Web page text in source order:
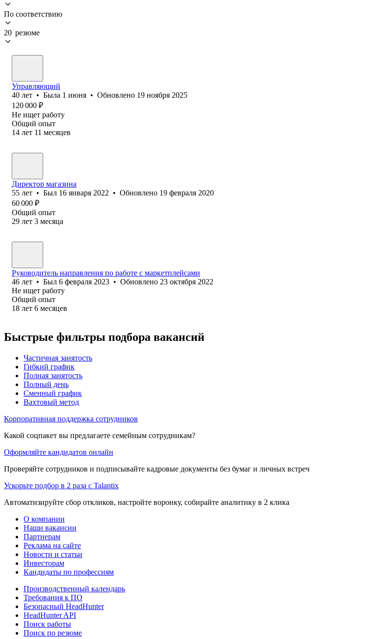
По соответствию
20 резюме
Управляющий
40 лет • Была 1 июня • Обновлено 19 ноября 2025
120 000 ₽
Не ищет работу
Общий опыт
14 лет 11 месяцев
Директор магазина
55 лет • Был 16 января 2022 • Обновлено 19 февраля 2020
60 000 ₽
Общий опыт
29 лет 3 месяца
Руководитель направления по работе с маркетплейсами
46 лет • Был 6 февраля 2023 • Обновлено 23 октября 2022
Не ищет работу
Общий опыт
18 лет 6 месяцев
Быстрые фильтры подбора вакансий
Частичная занятость
Гибкий график
Полная занятость
Полный день
Сменный график
Вахтовый метод
Корпоративная поддержка сотрудников
Какой соцпакет вы предлагаете семейным сотрудникам?
Оформляйте кандидатов онлайн
Проверяйте сотрудников и подписывайте кадровые документы без бумаг и личных встреч
Ускорьте подбор в 2 раза с Talantix
Автоматизируйте сбор откликов, настройте воронку, собирайте аналитику в 2 клика
О компании
Наши вакансии
Партнерам
Реклама на сайте
Новости и статьи
Инвесторам
Кандидаты по профессиям
Производственный календарь
Требования к ПО
Безопасный HeadHunter
HeadHunter API
Поиск работы
Поиск по резюме